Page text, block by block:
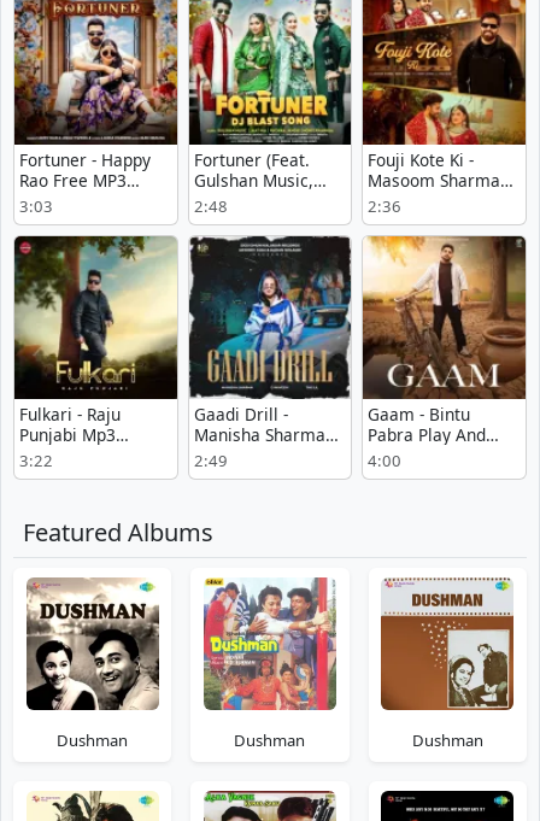
Fortuner - Happy
Rao Free MP3
Download
3:03
Fortuner (Feat.
Gulshan Music,
Jaat Nia) - Raj
Mawar Mp3
2:48
Fouji Kote Ki -
Masoom Sharma
Mp3 Free
Download
2:36
Fulkari - Raju
Punjabi Mp3
Download Free
3:22
Gaadi Drill -
Manisha Sharma
Mp3
2:49
Gaam - Bintu
Pabra Play And
Download mp3
song
4:00
Featured Albums
Dushman Dushman Dushman